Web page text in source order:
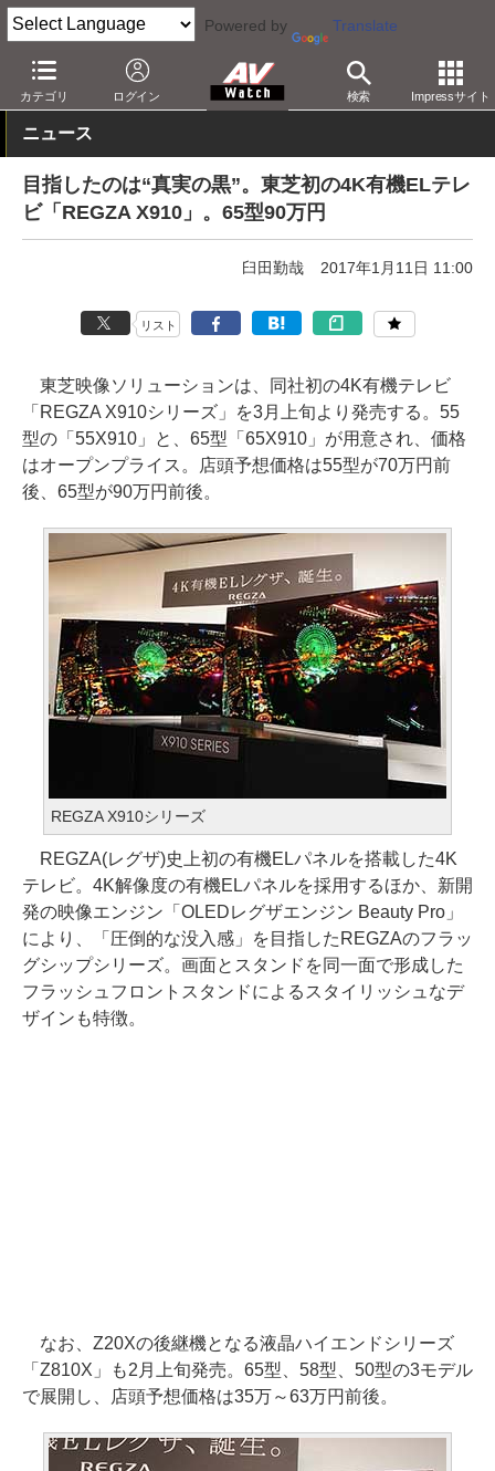
Powered by Translate
カテゴリ ログイン 検索 Impressサイト
AV Watch 製品 テレビ 東芝
ニュース
目指したのは“真実の黒”。東芝初の4K有機ELテレ
ビ「REGZA X910」。65型90万円
臼田勤哉 2017年1月11日 11:00
リスト
東芝映像ソリューションは、同社初の4K有機テレビ
「REGZA X910シリーズ」を3月上旬より発売する。55
型の「55X910」と、65型「65X910」が用意され、価格
はオープンプライス。店頭予想価格は55型が70万円前
後、65型が90万円前後。
REGZA X910シリーズ
REGZA(レグザ)史上初の有機ELパネルを搭載した4K
テレビ。4K解像度の有機ELパネルを採用するほか、新開
発の映像エンジン「OLEDレグザエンジン Beauty Pro」
により、「圧倒的な没入感」を目指したREGZAのフラッ
グシップシリーズ。画面とスタンドを同一面で形成した
フラッシュフロントスタンドによるスタイリッシュなデ
ザインも特徴。
なお、Z20Xの後継機となる液晶ハイエンドシリーズ
「Z810X」も2月上旬発売。65型、58型、50型の3モデル
で展開し、店頭予想価格は35万～63万円前後。